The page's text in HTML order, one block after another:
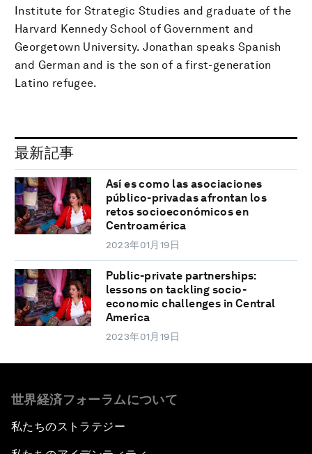
Institute for Strategic Studies and graduate of the
Harvard Kennedy School of Government and
Georgetown University. Jonathan speaks Spanish
and German and is the son of a first-generation
Latino refugee.
最新記事
Así es como las asociaciones
público-privadas afrontan los
retos socioeconómicos en
Centroamérica
2023年01月19日
Public-private partnerships:
lessons on tackling socio-
economic challenges in Central
America
2023年01月19日
世界経済フォーラムについて
私たちのストラテジー